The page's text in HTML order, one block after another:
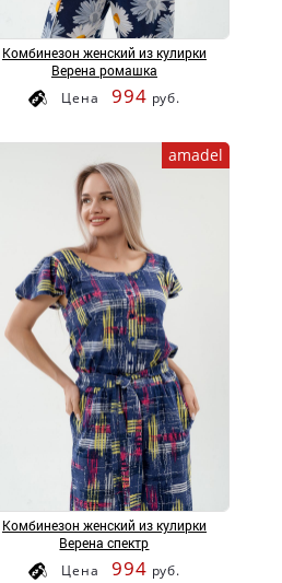
Комбинезон женский из кулирки
Верена ромашка
Цена 994 руб.
amadel
Комбинезон женский из кулирки
Верена спектр
Цена 994 руб.